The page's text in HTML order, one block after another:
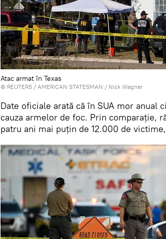
Atac armat în Texas
© REUTERS / AMERICAN STATESMAN / Nick Wagner
Date oficiale arată că în SUA mor anual
cauza armelor de foc. Prin comparație,
patru ani mai puțin de 12.000 de